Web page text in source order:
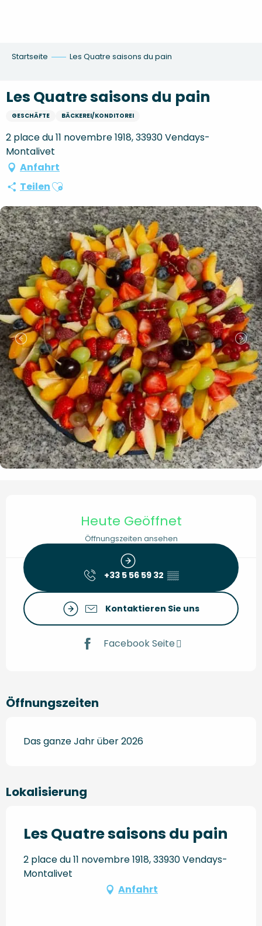
Startseite Les Quatre saisons du pain
Les Quatre saisons du pain
GESCHÄFTE BÄCKEREI/KONDITOREI
2 place du 11 novembre 1918, 33930 Vendays-
Montalivet
Anfahrt
TeilenAjouter aux favoris
Heute Geöffnet
Öffnungszeiten ansehen
+33 5 56 59 32 ▒▒
Kontaktieren Sie uns
Facebook Seite
Öffnungszeiten
Das ganze Jahr über 2026
Lokalisierung
Les Quatre saisons du pain
2 place du 11 novembre 1918, 33930 Vendays-
Montalivet
Anfahrt